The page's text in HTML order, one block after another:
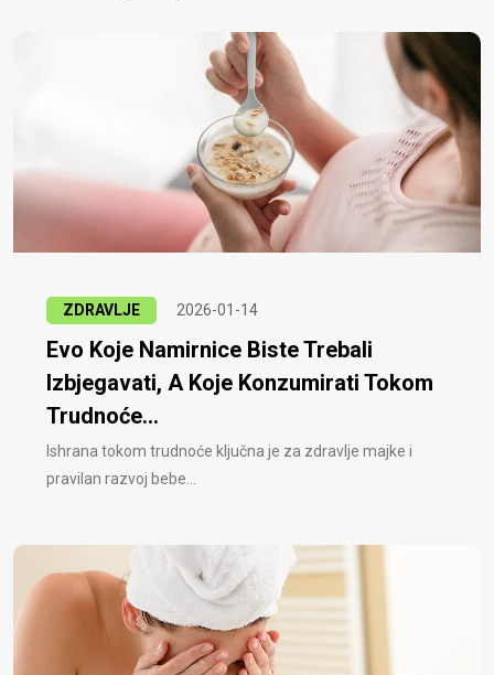
ZDRAVLJE 2026-01-14
Evo Koje Namirnice Biste Trebali
Izbjegavati, A Koje Konzumirati Tokom
Trudnoće...
Ishrana tokom trudnoće ključna je za zdravlje majke i
pravilan razvoj bebe...